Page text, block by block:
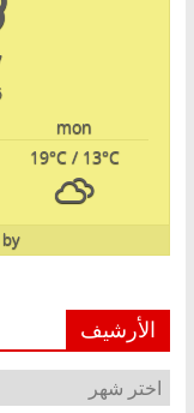
mon
19°C/ 13°C
الأرشيف
الأرشيف